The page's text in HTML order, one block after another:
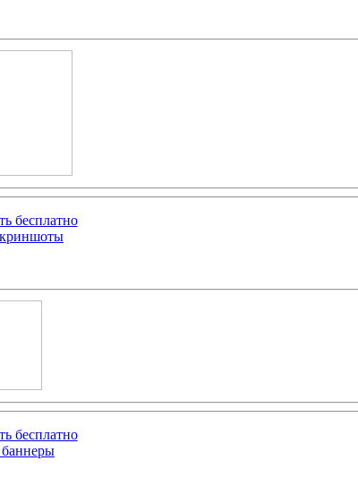
бесплатно
бесплатно